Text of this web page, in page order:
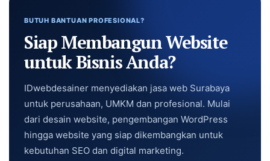
BUTUH BANTUAN PROFESIONAL?
Siap Membangun Website
untuk Bisnis Anda?
IDwebdesainer menyediakan jasa web Surabaya
untuk perusahaan, UMKM dan profesional. Mulai
dari desain website, pengembangan WordPress
hingga website yang siap dikembangkan untuk
kebutuhan SEO dan digital marketing.